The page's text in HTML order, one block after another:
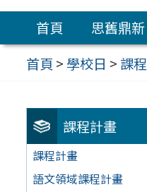
容
區
首頁 思舊鼎新
首頁 > 學校日 > 課
課程計畫
課程計畫
語文領域課程計畫